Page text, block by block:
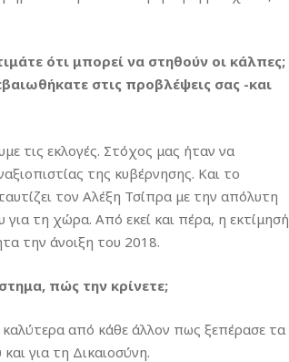
ότι μπορεί να στηθούν οι κάλπες;
στις προβλέψεις σας -και
τις εκλογές. Στόχος μας ήταν να
της κυβέρνησης. Και το
τον Αλέξη Τσίπρα με την απόλυτη
για τη χώρα. Από εκεί και πέρα, η εκτίμησή
την άνοιξη του 2018.
πώς την κρίνετε;
καλύτερα από κάθε άλλον πως ξεπέρασε τα
για τη Δικαιοσύνη.